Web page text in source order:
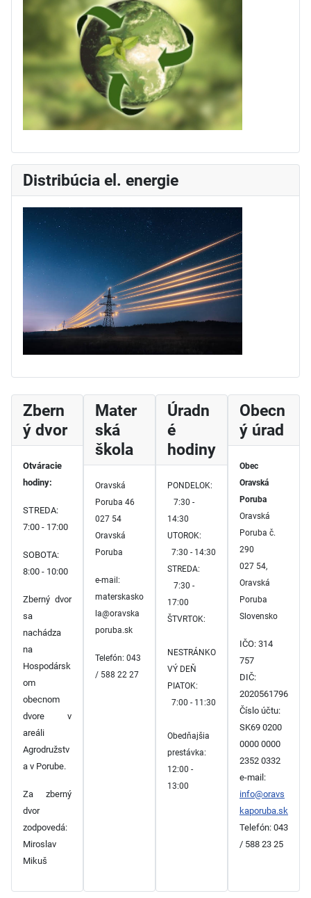
Distribúcia el. energie
Zbern
ý dvor
Otváracie
hodiny:
STREDA:
7:00 - 17:00
SOBOTA:
8:00 - 10:00
Zberný dvor
sa
nachádza
na
Hospodársk
om
obecnom
dvore v
areáli
Agrodružstv
a v Porube.
Za zberný
dvor
zodpovedá:
Miroslav
Mikuš
Mater
ská
škola
Oravská
Poruba 46
027 54
Oravská
Poruba
e-mail:
materskasko
la@oravska
poruba.sk
Telefón: 043
/ 588 22 27
Úradn
é
hodiny
PONDELOK:
7:30 -
14:30
UTOROK:
7:30 - 14:30
STREDA:
7:30 -
17:00
ŠTVRTOK:
NESTRÁNKO
VÝ DEŇ
PIATOK:
7:00 - 11:30
Obedňajšia
prestávka:
12:00 -
13:00
Obecn
ý úrad
Obec
Oravská
Poruba
Oravská
Poruba č.
290
027 54,
Oravská
Poruba
Slovensko
IČO: 314
757
DIČ:
2020561796
Číslo účtu:
SK69 0200
0000 0000
2352 0332
e-mail:
info@oravs
kaporuba.sk
Telefón: 043
/ 588 23 25